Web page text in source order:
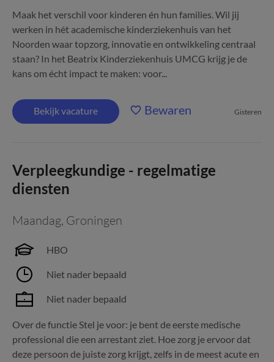
Maak het verschil voor kinderen én hun families. Wil jij
werken in hét academische kinderziekenhuis van het
Noorden waar topzorg, innovatie en ontwikkeling centraal
staan? In het Beatrix Kinderziekenhuis UMCG krijg je de
kans om écht impact te maken: voor...
Bekijk vacature Bewaren Gisteren
Verpleegkundige - regelmatige
diensten
Maandag, Groningen
HBO
Niet nader bepaald
Niet nader bepaald
Over de functie Stel je voor: je bent de eerste medische
professional die een arrestant ziet. Hoe zorg je ervoor dat
deze persoon de juiste zorg krijgt, zelfs in de meest acute en